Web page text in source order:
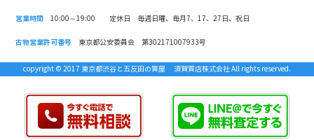
営業時間 10:00～19:00 定休日 毎週日曜、毎月7、17、27日、祝日
古物営業許可番号 東京都公安委員会 第302171007933号
copyright © 2017 東京都渋谷と五反田の質屋 須賀質店株式会社 All rights reserved.